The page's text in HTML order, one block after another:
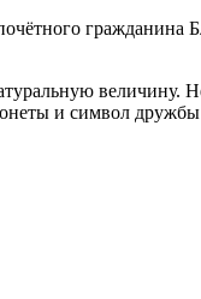
гражданина
величину.
и символ